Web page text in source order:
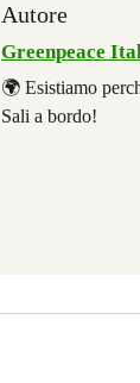
Autore
Greenpeace
🌍 Esistiamo
Sali a bordo!